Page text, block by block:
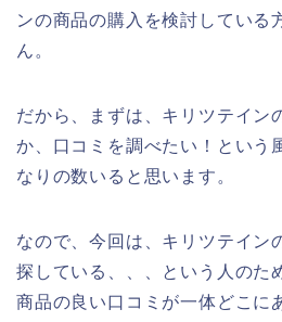
ンの商品の購入を検討している
ん。
だから、まずは、キリツテイン
か、口コミを調べたい！という
なりの数いると思います。
なので、今回は、キリツテイン
探している、、、という人のた
商品の良い口コミが一体どこに